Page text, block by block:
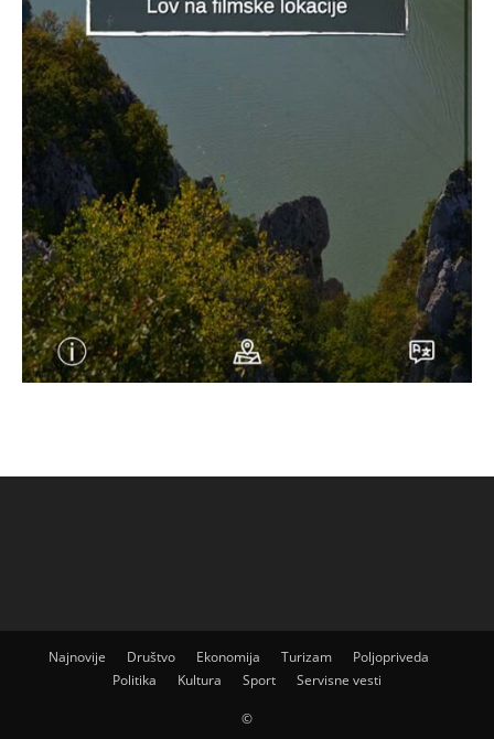
Najnovije Društvo Ekonomija Turizam
Poljopriveda
Politika
Kultura Sport Servisne vesti
©